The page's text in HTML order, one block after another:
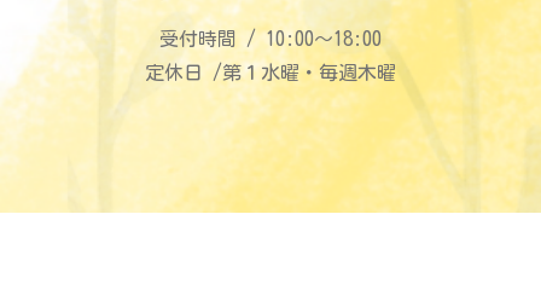
受付時間 / 10:00〜18:00
定休日 /第１水曜・毎週木曜